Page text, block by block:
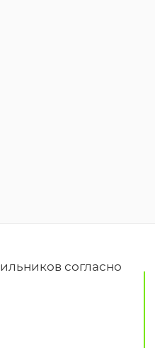
согласно